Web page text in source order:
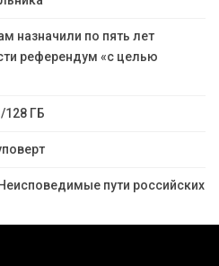
назначили по пять лет
референдум «с целью
128 ГБ
пути российских